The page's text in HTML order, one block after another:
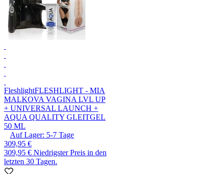
FleshlightFLESHLIGHT - MIA
MALKOVA VAGINA LVL UP
+ UNIVERSAL LAUNCH +
AQUA QUALITY GLEITGEL
50 ML
Auf Lager: 5-7 Tage
309,95 €
309,95 € Niedrigster Preis in den
letzten 30 Tagen.